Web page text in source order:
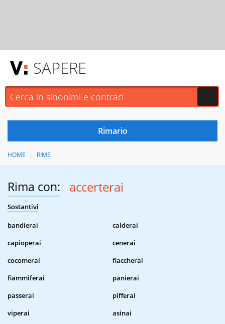
SAPERE
HOME RIME
Rima con: accerterai
Sostantivi
bandierai
calderai
capioperai
cenerai
cocomerai
fiaccherai
fiammiferai
panierai
passerai
pifferai
viperai
asinai